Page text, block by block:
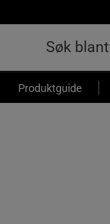
Produktguide